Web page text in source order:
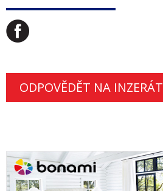
ODPOVĚDĚT NA INZERÁT